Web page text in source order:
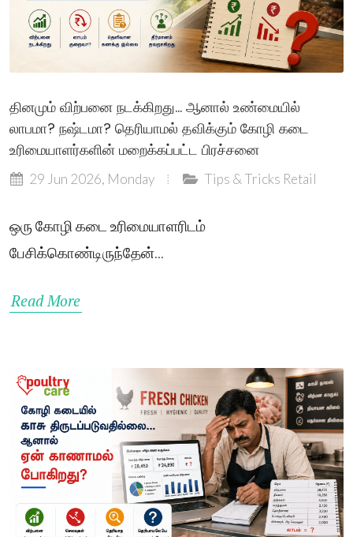
தினமும் விற்பனை நடக்கிறது... ஆனால் உண்மையில்
லாபமா? நஷ்டமா? தெரியாமல் தவிக்கும் கோழி கடை
உரிமையாளர்களின் மறைக்கப்பட்ட பிரச்சனை
29 Jun 2026, Monday Tips & Tricks Retail
ஒரு கோழி கடை உரிமையாளரிடம்
பேசிக்கொண்டிருந்தேன்...
Read More